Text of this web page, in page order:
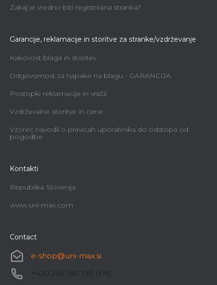
Zakaj je vredno biti registrirana stranka?
Garancije, reklamacije in storitve za stranke/vzdrževanje
Kakovost blaga in storitev
Odgovornost za napake na blagu - GARANCIJA
Postopki reklamacije in vračil
Vzdrževalne storitve in cene
Vzorec navodil o pravicah uporabnika do odstopa od
pogodbe
Kontakti
Republika Slovenija
www.uni-max.com
Contact
e-shop@uni-max.si
+420 266 190 190 (EN)